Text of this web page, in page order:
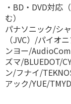
・BD・DVD対応
む）
パナソニック/シ
（JVC）/パイオ
ンヨー/
ズマ/BLUEDOT/
ン/フナイ/
アック/YUE/